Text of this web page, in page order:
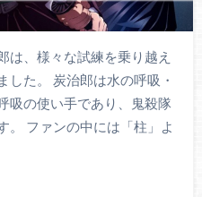
は、様々な試練を乗り越え
した。 炭治郎は水の呼吸・
吸の使い手であり、鬼殺隊
。 ファンの中には「柱」よ